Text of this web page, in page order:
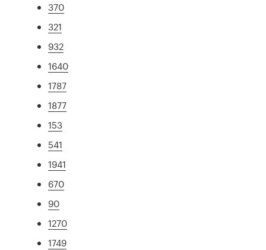
370
321
932
1640
1787
1877
153
541
1941
670
90
1270
1749